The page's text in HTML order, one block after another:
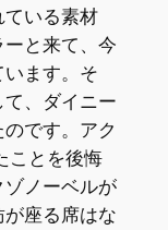
ている素材
と来て、今
ます。そ
、ダイニー
です。アク
ことを後悔
ゾノーベルが
座る席はな